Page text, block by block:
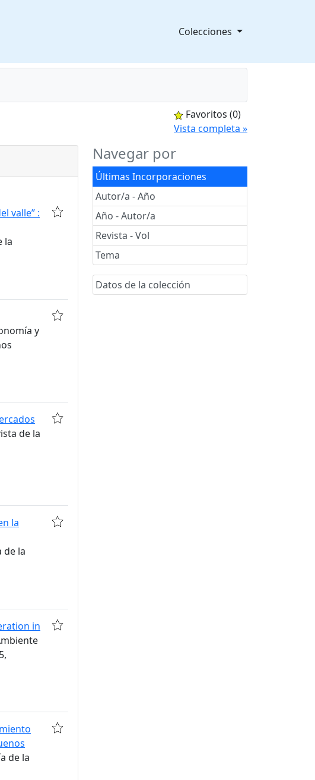
Colecciones
menú desplegable
Favoritos (0)
Vista completa »
Navegar por
Últimas Incorporaciones
Autor/a - Año
Año - Autor/a
Revista - Vol
Tema
Datos de la colección
valle” :
la
y
de la
la
de la
in
de la